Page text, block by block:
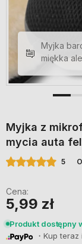
Myjka z
mycia auta
5
Cena:
5,99 zł
Produkt dostępny
・Kup